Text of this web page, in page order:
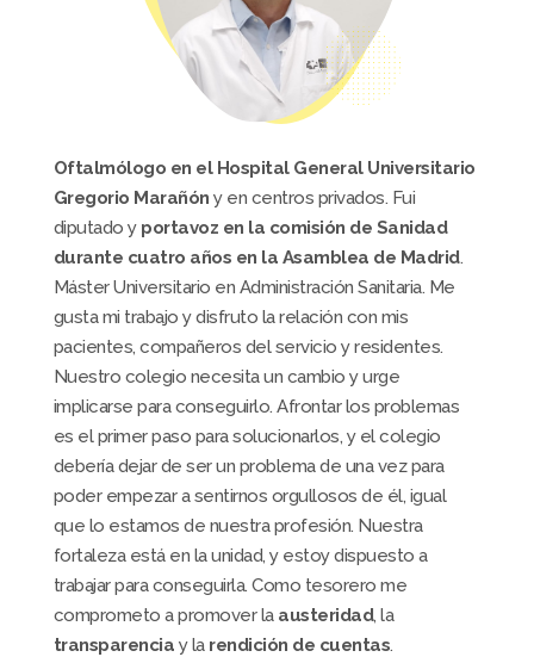
Oftalmólogo en el Hospital General Universitario
Gregorio Marañón y en centros privados. Fui
diputado y portavoz en la comisión de Sanidad
durante cuatro años en la Asamblea de Madrid.
Máster Universitario en Administración Sanitaria. Me
gusta mi trabajo y disfruto la relación con mis
pacientes, compañeros del servicio y residentes.
Nuestro colegio necesita un cambio y urge
implicarse para conseguirlo. Afrontar los problemas
es el primer paso para solucionarlos, y el colegio
debería dejar de ser un problema de una vez para
poder empezar a sentirnos orgullosos de él, igual
que lo estamos de nuestra profesión. Nuestra
fortaleza está en la unidad, y estoy dispuesto a
trabajar para conseguirla. Como tesorero me
comprometo a promover la austeridad, la
transparencia y la rendición de cuentas.